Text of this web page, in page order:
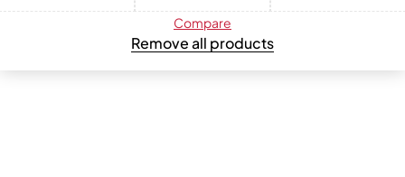
Compare
Remove all products